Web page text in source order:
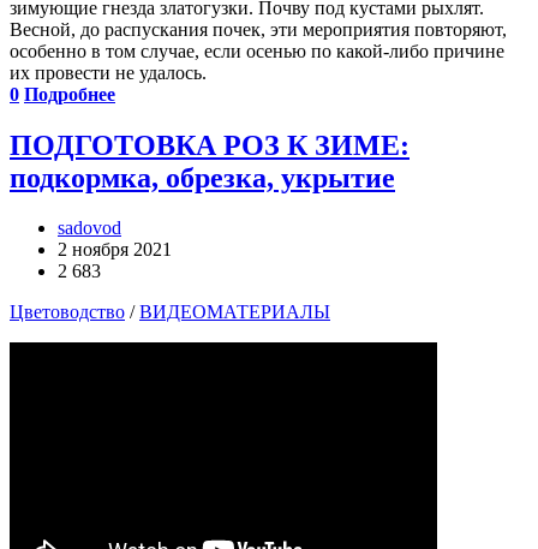
зимующие гнезда златогузки. Почву под кустами рыхлят.
Весной, до распускания почек, эти мероприятия повторяют,
особенно в том случае, если осенью по какой-либо причине
их провести не удалось.
0 Подробнее
ПОДГОТОВКА РОЗ К ЗИМЕ:
подкормка, обрезка, укрытие
sadovod
2 ноября 2021
2 683
Цветоводство /ВИДЕОМАТЕРИАЛЫ